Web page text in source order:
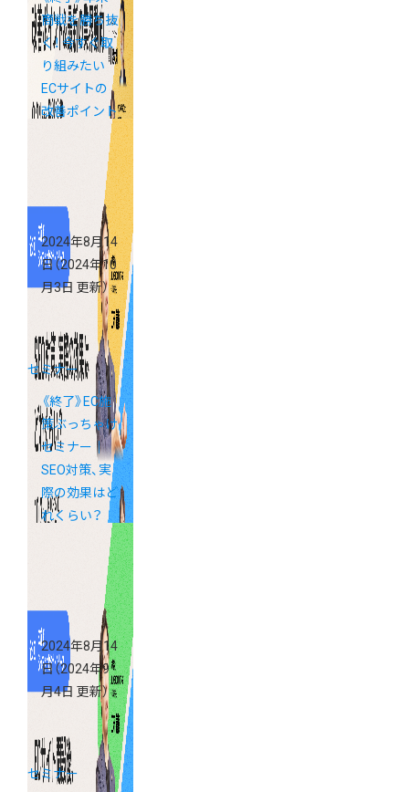
商戦を勝ち抜
く！ 今すぐ取
り組みたい
ECサイトの
改善ポイント
＆最新の業界
2024年8月14
日（2024年10
月3日 更新）
セミナー
《終了》EC施
策ぶっちゃけ
セミナー｜
SEO対策、実
際の効果はど
れくらい？
2024年8月14
日（2024年9
月4日 更新）
セミナー